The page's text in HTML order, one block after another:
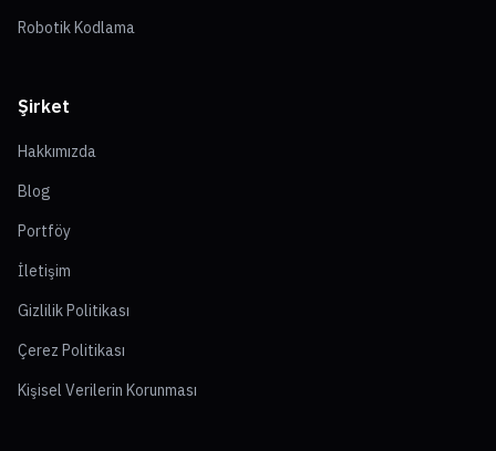
Robotik Kodlama
Şirket
Hakkımızda
Blog
Portföy
İletişim
Gizlilik Politikası
Çerez Politikası
Kişisel Verilerin Korunması